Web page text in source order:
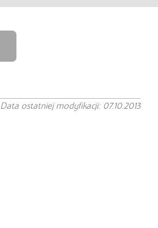
Data ostatniej modyfikacji: 07.10.2013